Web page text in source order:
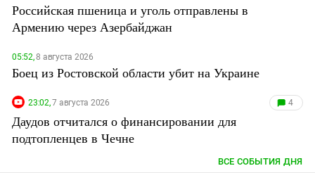
Российская пшеница и уголь отправлены в
Армению через Азербайджан
05:52,8 августа 2026
Боец из Ростовской области убит на Украине
23:02,7 августа 2026 4
Даудов отчитался о финансировании для
подтопленцев в Чечне
ВСЕ СОБЫТИЯ ДНЯ